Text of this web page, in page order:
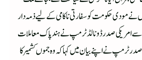
نے مودی حکومت کو سفارتی ناکامی کے لیے ذمہ دار
سے امریکی صدر ڈونالڈ ٹرمپ نے ہند پاک معاملات
ٹرمپ نے اپنے بیان میں کہا کہ وہ جموں کشمیر کا